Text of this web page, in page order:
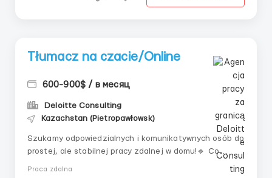
Tłumacz na czacie/Online
600-900$ / в месяц
Deloitte Consulting
Kazachstan (Pietropawłowsk)
Szukamy odpowiedzialnych i komunikatywnych osób do
prostej, ale stabilnej pracy zdalnej w domu!🔹 Co
należy robić?— Prowadzić korespondencję w czatach🔹
Praca zdalna